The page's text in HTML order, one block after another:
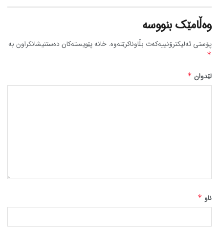
وەڵامێک بنووسە
پۆستی ئەلیکترۆنییەکەت بڵاوناکرێتەوە. خانە پێویستەکان دەستنیشانکراون بە
*
لێدوان *
ناو *